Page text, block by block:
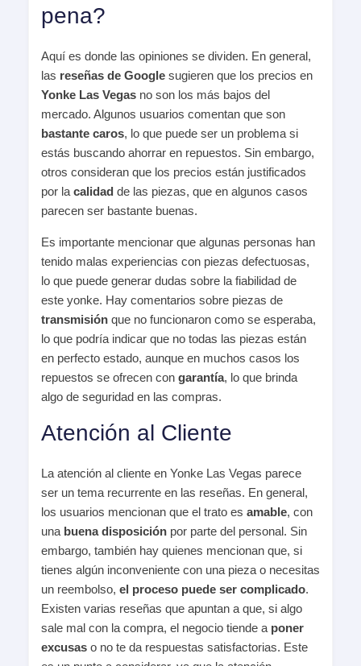
pena?
Aquí es donde las opiniones se dividen. En general,
las reseñas de Google sugieren que los precios en
Yonke Las Vegas no son los más bajos del
mercado. Algunos usuarios comentan que son
bastante caros, lo que puede ser un problema si
estás buscando ahorrar en repuestos. Sin embargo,
otros consideran que los precios están justificados
por la calidad de las piezas, que en algunos casos
parecen ser bastante buenas.
Es importante mencionar que algunas personas han
tenido malas experiencias con piezas defectuosas,
lo que puede generar dudas sobre la fiabilidad de
este yonke. Hay comentarios sobre piezas de
transmisión que no funcionaron como se esperaba,
lo que podría indicar que no todas las piezas están
en perfecto estado, aunque en muchos casos los
repuestos se ofrecen con garantía, lo que brinda
algo de seguridad en las compras.
Atención al Cliente
La atención al cliente en Yonke Las Vegas parece
ser un tema recurrente en las reseñas. En general,
los usuarios mencionan que el trato es amable, con
una buena disposición por parte del personal. Sin
embargo, también hay quienes mencionan que, si
tienes algún inconveniente con una pieza o necesitas
un reembolso, el proceso puede ser complicado.
Existen varias reseñas que apuntan a que, si algo
sale mal con la compra, el negocio tiende a poner
excusas o no te da respuestas satisfactorias. Este